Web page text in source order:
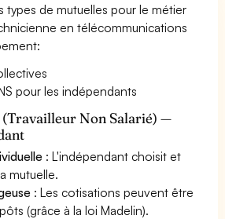
types de mutuelles pour le métier
en télécommunications
pour les indépendants
(Travailleur Non Salarié) —
: L'indépendant choisit et
mutuelle.
: Les cotisations peuvent être
(grâce à la loi Madelin).